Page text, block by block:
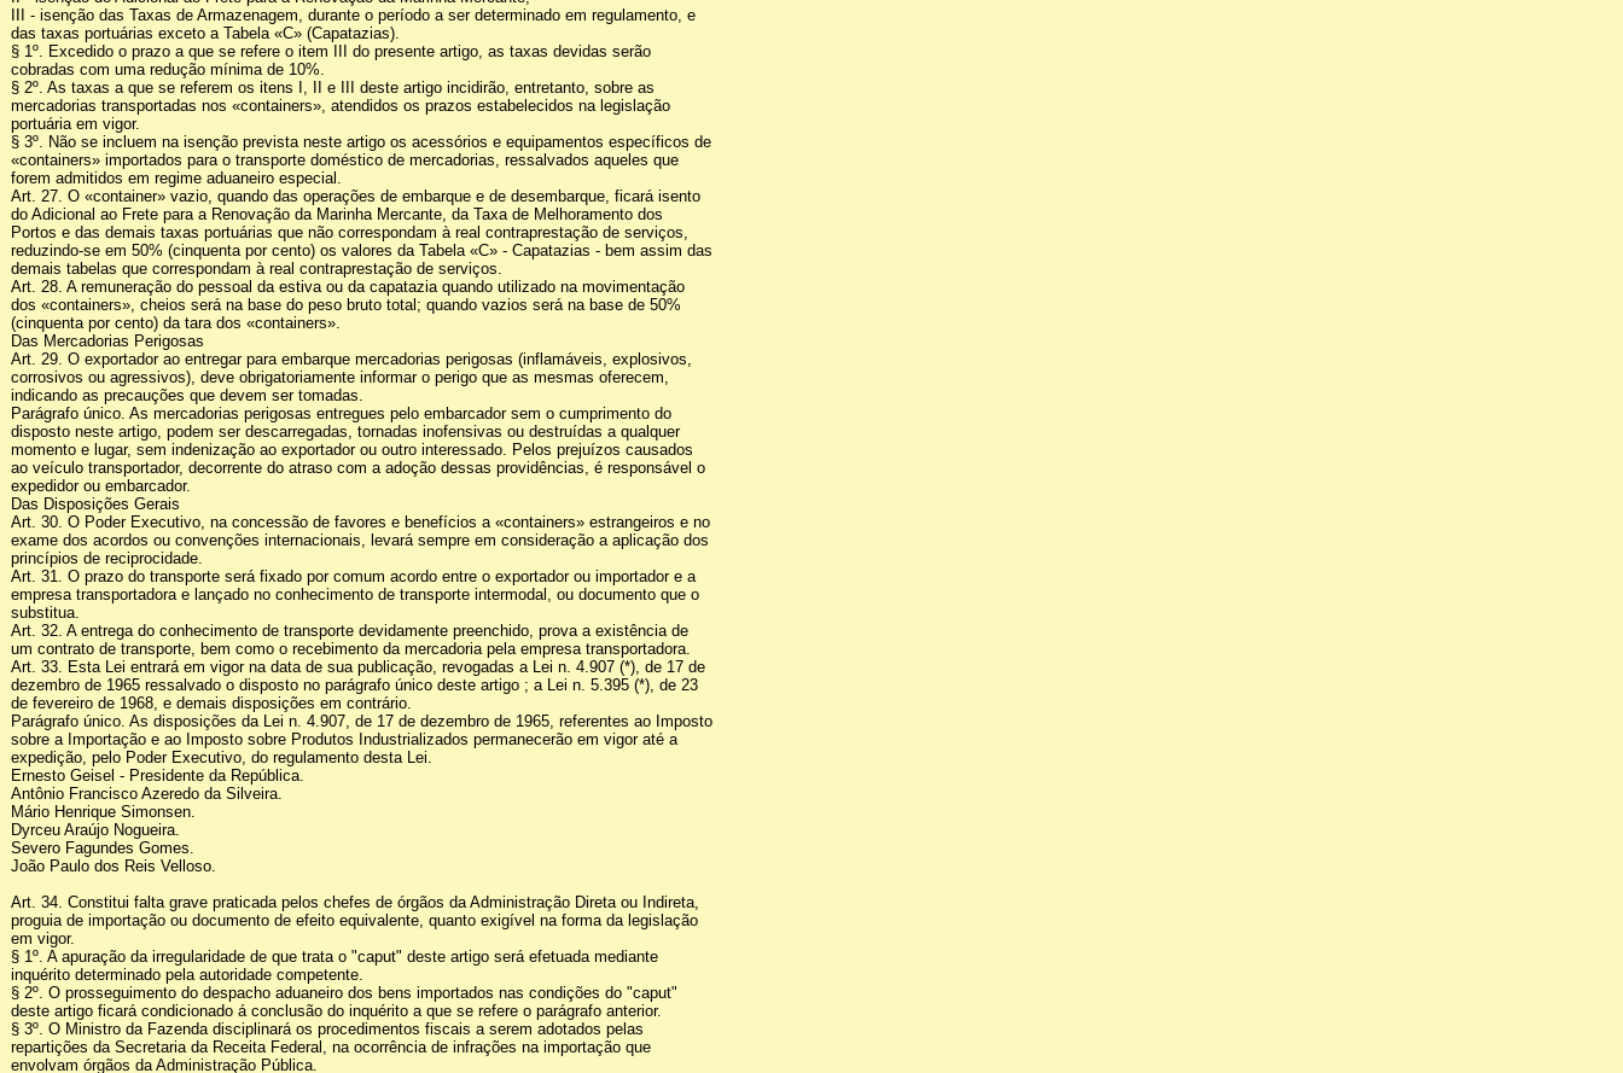
III - isenção das Taxas de Armazenagem, durante o período a ser determinado em regulamento, e
das taxas portuárias exceto a Tabela «C» (Capatazias).
§ 1º. Excedido o prazo a que se refere o item III do presente artigo, as taxas devidas serão
cobradas com uma redução mínima de 10%.
§ 2º. As taxas a que se referem os itens I, II e III deste artigo incidirão, entretanto, sobre as
mercadorias transportadas nos «containers», atendidos os prazos estabelecidos na legislação
portuária em vigor.
§ 3º. Não se incluem na isenção prevista neste artigo os acessórios e equipamentos específicos de
«containers» importados para o transporte doméstico de mercadorias, ressalvados aqueles que
forem admitidos em regime aduaneiro especial.
Art. 27. O «container» vazio, quando das operações de embarque e de desembarque, ficará isento
do Adicional ao Frete para a Renovação da Marinha Mercante, da Taxa de Melhoramento dos
Portos e das demais taxas portuárias que não correspondam à real contraprestação de serviços,
reduzindo-se em 50% (cinquenta por cento) os valores da Tabela «C» - Capatazias - bem assim das
demais tabelas que correspondam à real contraprestação de serviços.
Art. 28. A remuneração do pessoal da estiva ou da capatazia quando utilizado na movimentação
dos «containers», cheios será na base do peso bruto total; quando vazios será na base de 50%
(cinquenta por cento) da tara dos «containers».
Das Mercadorias Perigosas
Art. 29. O exportador ao entregar para embarque mercadorias perigosas (inflamáveis, explosivos,
corrosivos ou agressivos), deve obrigatoriamente informar o perigo que as mesmas oferecem,
indicando as precauções que devem ser tomadas.
Parágrafo único. As mercadorias perigosas entregues pelo embarcador sem o cumprimento do
disposto neste artigo, podem ser descarregadas, tornadas inofensivas ou destruídas a qualquer
momento e lugar, sem indenização ao exportador ou outro interessado. Pelos prejuízos causados
ao veículo transportador, decorrente do atraso com a adoção dessas providências, é responsável o
expedidor ou embarcador.
Das Disposições Gerais
Art. 30. O Poder Executivo, na concessão de favores e benefícios a «containers» estrangeiros e no
exame dos acordos ou convenções internacionais, levará sempre em consideração a aplicação dos
princípios de reciprocidade.
Art. 31. O prazo do transporte será fixado por comum acordo entre o exportador ou importador e a
empresa transportadora e lançado no conhecimento de transporte intermodal, ou documento que o
substitua.
Art. 32. A entrega do conhecimento de transporte devidamente preenchido, prova a existência de
um contrato de transporte, bem como o recebimento da mercadoria pela empresa transportadora.
Art. 33. Esta Lei entrará em vigor na data de sua publicação, revogadas a Lei n. 4.907 (*), de 17 de
dezembro de 1965 ressalvado o disposto no parágrafo único deste artigo ; a Lei n. 5.395 (*), de 23
de fevereiro de 1968, e demais disposições em contrário.
Parágrafo único. As disposições da Lei n. 4.907, de 17 de dezembro de 1965, referentes ao Imposto
sobre a Importação e ao Imposto sobre Produtos Industrializados permanecerão em vigor até a
expedição, pelo Poder Executivo, do regulamento desta Lei.
Ernesto Geisel - Presidente da República.
Antônio Francisco Azeredo da Silveira.
Mário Henrique Simonsen.
Dyrceu Araújo Nogueira.
Severo Fagundes Gomes.
João Paulo dos Reis Velloso.
Art. 34. Constitui falta grave praticada pelos chefes de órgãos da Administração Direta ou Indireta,
proguia de importação ou documento de efeito equivalente, quanto exigível na forma da legislação
em vigor.
§ 1º. A apuração da irregularidade de que trata o "caput" deste artigo será efetuada mediante
inquérito determinado pela autoridade competente.
§ 2º. O prosseguimento do despacho aduaneiro dos bens importados nas condições do "caput"
deste artigo ficará condicionado á conclusão do inquérito a que se refere o parágrafo anterior.
§ 3º. O Ministro da Fazenda disciplinará os procedimentos fiscais a serem adotados pelas
repartições da Secretaria da Receita Federal, na ocorrência de infrações na importação que
envolvam órgãos da Administração Pública.